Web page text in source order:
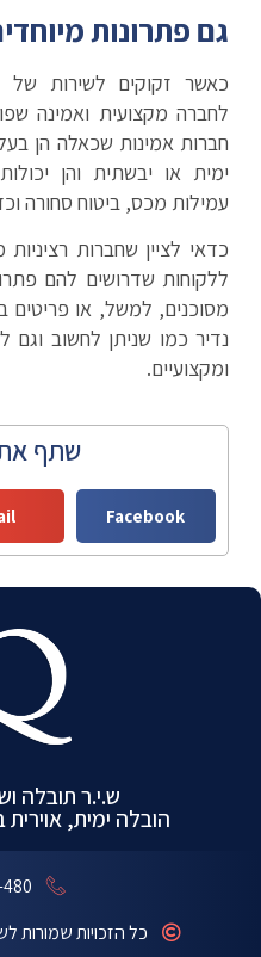
גם פתרונות
כאשר זקוקים לשירות
לחברה מקצועית ואמינה
חברות אמינות שכאלה הן
ימית או יבשתית והן
עמילות מכס, ביטוח סחורה
כדאי לציין שחברות
ללקוחות שדרושים להם
מסוכנים, למשל, או פריטים
נדיר כמו שניתן לחשוב וגם
ומקצועיים.
שתף
Facebook
ש.י.ר תובלה
הובלה ימית,
כל הזכויות שמורות